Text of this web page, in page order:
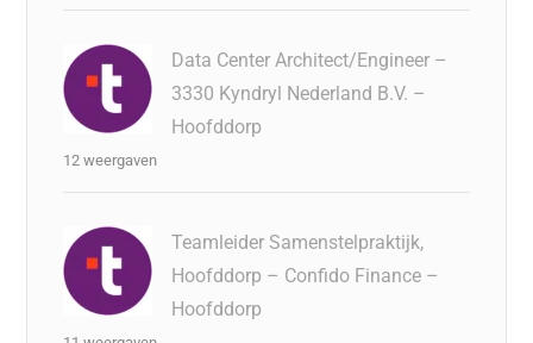
Data Center Architect/Engineer –
3330 Kyndryl Nederland B.V. –
Hoofddorp
12 weergaven
Teamleider Samenstelpraktijk,
Hoofddorp – Confido Finance –
Hoofddorp